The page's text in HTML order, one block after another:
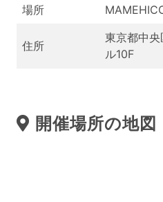
場所
住所
東京都中
ル10F
開催場所の地図